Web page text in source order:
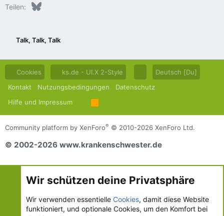
Teilen: Bluesky
Talk, Talk, Talk
Cookies ks.de - UI.X 2-Style
Deutsch [Du]
Kontakt
Nutzungsbedingungen
Datenschutz
Hilfe und Impressum
R
S
S
Community platform by XenForo® © 2010-2026 XenForo Ltd.
© 2002-2026 www.krankenschwester.de
Wir schützen deine Privatsphäre
Wir verwenden essentielle Cookies, damit diese Website
funktioniert, und optionale Cookies, um den Komfort bei